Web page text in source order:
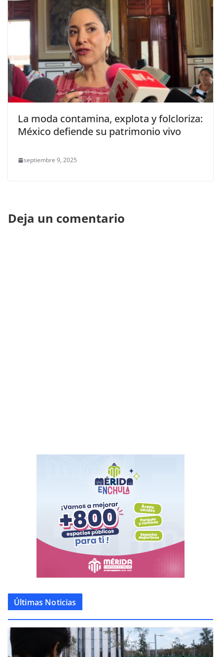
La moda contamina, explota y folcloriza:
México defiende su patrimonio vivo
septiembre 9, 2025
Deja un comentario
Últimas Noticias